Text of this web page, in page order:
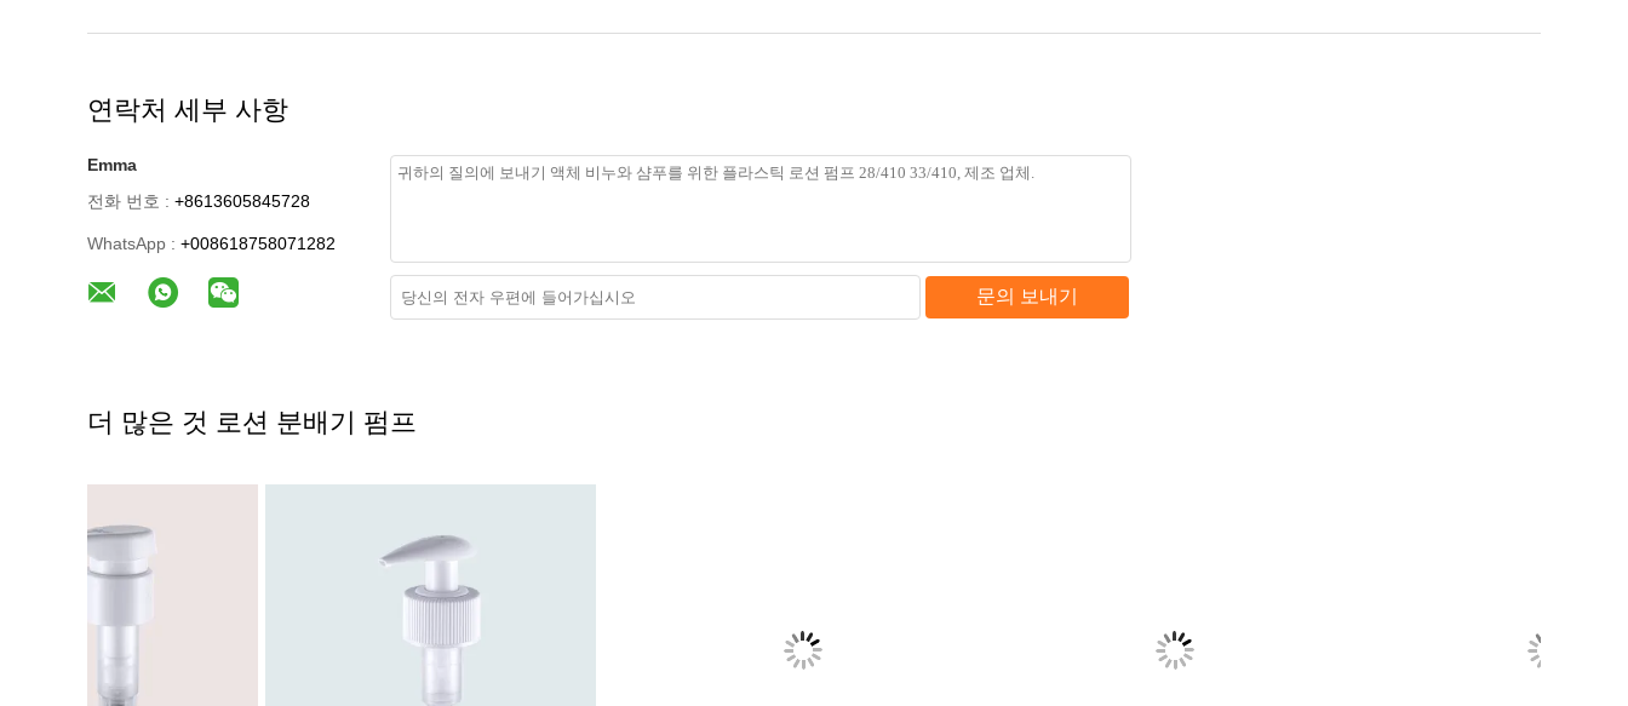
연락처 세부 사항
Emma
전화 번호 : +8613605845728
WhatsApp : +008618758071282
문의 보내기
더 많은 것 로션 분배기 펌프